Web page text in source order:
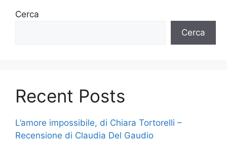
Cerca
Cerca
Recent Posts
L’amore impossibile, di Chiara Tortorelli –
Recensione di Claudia Del Gaudio